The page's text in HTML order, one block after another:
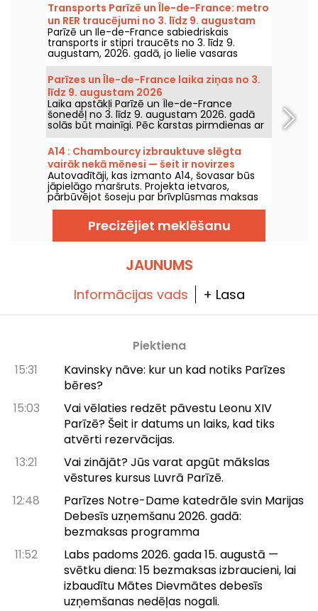
Transports Parīzē un Île-de-France: metro
un RER traucējumi no 3. līdz 9. augustam
2026
Parīzē un Ile-de-France sabiedriskais
transports ir stipri traucēts no 3. līdz 9.
augustam, 2026. gadā, jo lielie vasaras
remontdarbi smagi ietekmē dažas līnijas,
saskaņā ar RATP un SNCF.
Parīzes un Île-de-France laika ziņas no 3.
līdz 9. augustam 2026
Laika apstākļi Parīzē un Île-de-France
šonedēļ no 3. līdz 9. augustam 2026. gadā
solās būt mainīgi. Pēc karstas pirmdienas ar
risku pērkona negaisu temperatūra
pakāpeniski pazemināsies, pirms nedēļas
nogalē atgriezīsies siltāks un saulaināks laiks.
A14 : Chambourcy izbrauktuve slēgta
vairāk nekā mēnesi — šeit ir novirzes
Autovadītāji, kas izmanto A14, šovasar būs
jāpielāgo maršruts. Projekta ietvaros,
pārbūvējot šoseju par brīvplūsmas maksas
ceļu, Chambourcy izbraukšanas
savienojums (6a) virzienā Rouen → Parīze
tiks pilnībā slēgts no 6. jūlija līdz 14. augusta
2026., gan dienā, gan naktī. Tiks ieviesta
Precizējiet meklēšanu
JAUNUMS
Informācijas vads + Lasa
Piektiena
15:31
Kavinsky nāve: kur un kad notiks Parīzes
bēres?
15:03
Vai vēlaties redzēt pāvestu Leonu XIV
Parīzē? Šeit ir datums un laiks, kad tiks
atvērti rezervācijas.
13:21
Vai zinājāt? Jūs varat apgūt mākslas
vēstures kursus Luvrā Parīzē.
12:48
Parīzes Notre-Dame katedrāle svin Marijas
Debesīs uzņemšanu 2026. gadā:
bezmaksas programma
11:52
Labs padoms 2026. gada 15. augustā —
svētku diena: 15 bezmaksas izbraucieni, lai
izbaudītu Mātes Dievmātes debesīs
uzņemšanas nedēļas nogali.